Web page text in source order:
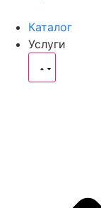
Каталог
Услуги